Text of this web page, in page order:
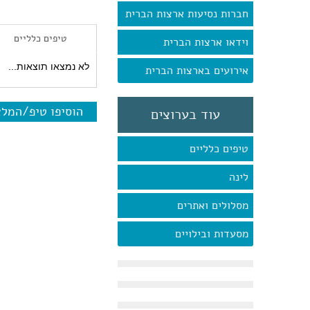
חברות נסיעות ארצות הברית
וידאו ארצות הברית
אירועים בארצות הברית
עוד בערוצים
טיפים כלליים
לינה
מסלולים ואתרים
מסעדות ובילויים
טיפים כלליים
לא נמצאו תוצאות...
הוסיפו טיפ/